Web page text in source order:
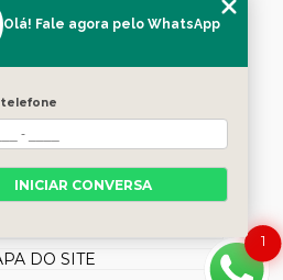
3253-4154
99912-2091
MENU
HOME
NÓS
CONTATO
DO SITE
1
Olá! Fale agora pelo WhatsApp
telefone
INICIAR CONVERSA